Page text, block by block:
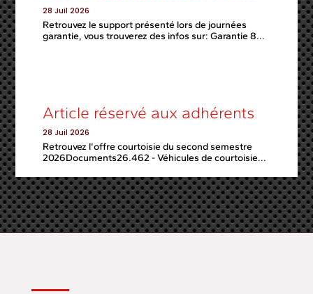
28 Juil 2026
Retrouvez le support présenté lors de journées
garantie, vous trouverez des infos sur: Garantie 8...
Article réservé aux adhérents
28 Juil 2026
Retrouvez l'offre courtoisie du second semestre
2026Documents26.462 - Véhicules de courtoisie...